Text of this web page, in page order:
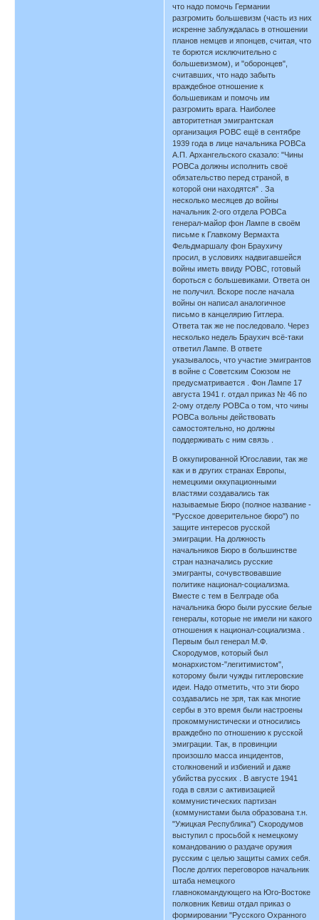
что надо помочь Германии
разгромить большевизм (часть из них
искренне заблуждалась в отношении
планов немцев и японцев, считая, что
те борются исключительно с
большевизмом), и "оборонцев",
считавших, что надо забыть
враждебное отношение к
большевикам и помочь им
разгромить врага. Наиболее
авторитетная эмигрантская
организация РОВС ещё в сентябре
1939 года в лице начальника РОВСа
А.П. Архангельского сказало: "Чины
РОВСа должны исполнить своё
обязательство перед страной, в
которой они находятся" . За
несколько месяцев до войны
начальник 2-ого отдела РОВСа
генерал-майор фон Лампе в своём
письме к Главкому Вермахта
Фельдмаршалу фон Браухичу
просил, в условиях надвигавшейся
войны иметь ввиду РОВС, готовый
бороться с большевиками. Ответа он
не получил. Вскоре после начала
войны он написал аналогичное
письмо в канцелярию Гитлера.
Ответа так же не последовало. Через
несколько недель Браухич всё-таки
ответил Лампе. В ответе
указывалось, что участие эмигрантов
в войне с Советским Союзом не
предусматривается . Фон Лампе 17
августа 1941 г. отдал приказ № 46 по
2-ому отделу РОВСа о том, что чины
РОВСа вольны действовать
самостоятельно, но должны
поддерживать с ним связь .
В оккупированной Югославии, так же
как и в других странах Европы,
немецкими оккупационными
властями создавались так
называемые Бюро (полное название -
"Русское доверительное бюро") по
защите интересов русской
эмиграции. На должность
начальников Бюро в большинстве
стран назначались русские
эмигранты, сочувствовавшие
политике национал-социализма.
Вместе с тем в Белграде оба
начальника бюро были русские белые
генералы, которые не имели ни какого
отношения к национал-социализма .
Первым был генерал М.Ф.
Скородумов, который был
монархистом-"легитимистом",
которому были чужды гитлеровские
идеи. Надо отметить, что эти бюро
создавались не зря, так как многие
сербы в это время были настроены
прокоммунистически и относились
враждебно по отношению к русской
эмиграции. Так, в провинции
произошло масса инцидентов,
столкновений и избиений и даже
убийства русских . В августе 1941
года в связи с активизацией
коммунистических партизан
(коммунистами была образована т.н.
"Ужицкая Республика") Скородумов
выступил с просьбой к немецкому
командованию о раздаче оружия
русским с целью защиты самих себя.
После долгих переговоров начальник
штаба немецкого
главнокомандующего на Юго-Востоке
полковник Кевиш отдал приказ о
формировании "Русского Охранного